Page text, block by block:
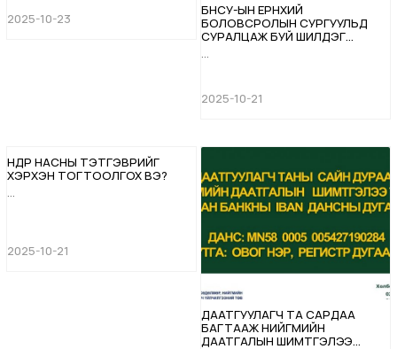
2025-10-23
БНСУ-ЫН ЕРӨНХИЙ
БОЛОВСРОЛЫН СУРГУУЛЬД
СУРАЛЦАЖ БУЙ ШИЛДЭГ
2025-10-21
ӨНДӨР НАСНЫ ТЭТГЭВРИЙГ
ХЭРХЭН ТОГТООЛГОХ ВЭ?
2025-10-21
ДААТГУУЛАГЧ ТА САРДАА
БАГТААЖ НИЙГМИЙН
ДААТГАЛЫН ШИМТГЭЛЭЭ